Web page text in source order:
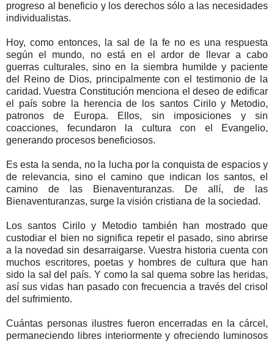
progreso al beneficio y los derechos sólo a las necesidades
individualistas.
Hoy, como entonces, la sal de la fe no es una respuesta
según el mundo, no está en el ardor de llevar a cabo
guerras culturales, sino en la siembra humilde y paciente
del Reino de Dios, principalmente con el testimonio de la
caridad. Vuestra Constitución menciona el deseo de edificar
el país sobre la herencia de los santos Cirilo y Metodio,
patronos de Europa. Ellos, sin imposiciones y sin
coacciones, fecundaron la cultura con el Evangelio,
generando procesos beneficiosos.
Es esta la senda, no la lucha por la conquista de espacios y
de relevancia, sino el camino que indican los santos, el
camino de las Bienaventuranzas. De allí, de las
Bienaventuranzas, surge la visión cristiana de la sociedad.
Los santos Cirilo y Metodio también han mostrado que
custodiar el bien no significa repetir el pasado, sino abrirse
a la novedad sin desarraigarse. Vuestra historia cuenta con
muchos escritores, poetas y hombres de cultura que han
sido la sal del país. Y como la sal quema sobre las heridas,
así sus vidas han pasado con frecuencia a través del crisol
del sufrimiento.
Cuántas personas ilustres fueron encerradas en la cárcel,
permaneciendo libres interiormente y ofreciendo luminosos